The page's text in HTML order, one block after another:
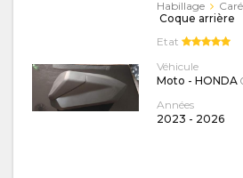
Habillage
Coque arrière
Etat
Véhicule
Moto - HONDA
Années
2023 - 2026